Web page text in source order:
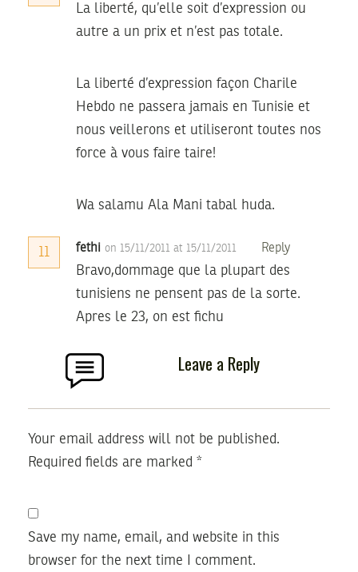
La liberté, qu’elle soit d’expression ou
autre a un prix et n’est pas totale.
La liberté d’expression façon Charile
Hebdo ne passera jamais en Tunisie et
nous veillerons et utiliseront toutes nos
force à vous faire taire!
Wa salamu Ala Mani tabal huda.
11 fethi on 15/11/2011 at 15/11/2011 Reply
Bravo,dommage que la plupart des
tunisiens ne pensent pas de la sorte.
Apres le 23, on est fichu
Leave a Reply
Your email address will not be published.
Required fields are marked *
Save my name, email, and website in this
browser for the next time I comment.